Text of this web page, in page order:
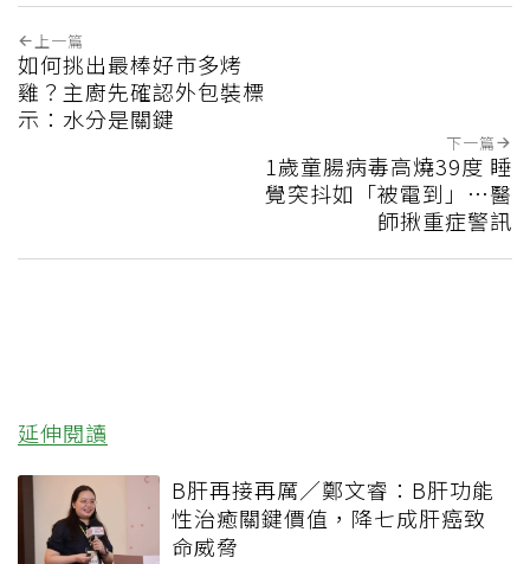
上一篇
如何挑出最棒好市多烤
雞？主廚先確認外包裝標
示：水分是關鍵
下一篇
1歲童腸病毒高燒39度 睡
覺突抖如「被電到」…醫
師揪重症警訊
延伸閱讀
B肝再接再厲／鄭文睿：B肝功能
性治癒關鍵價值，降七成肝癌致
命威脅